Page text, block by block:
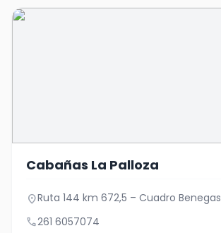
Cabañas La Palloza
location_onRuta 144 km 672,5 – Cuadro Benegas
call261 6057074